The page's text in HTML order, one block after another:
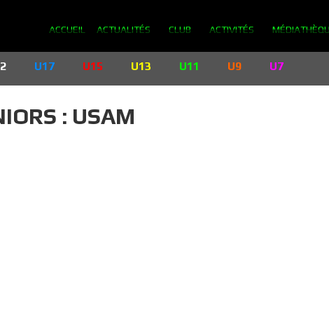
ACCUEIL ACTUALITÉS CLUB ACTIVITÉS
U17 U15 U13 U11 U9 U7
: USAM